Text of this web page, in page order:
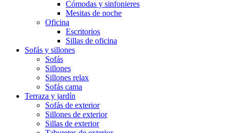
Cómodas y sinfonieres
Mesitas de noche
Oficina
Escritorios
Sillas de oficina
Sofás y sillones
Sofás
Sillones
Sillones relax
Sofás cama
Terraza y jardín
Sofás de exterior
Sillones de exterior
Sillas de exterior